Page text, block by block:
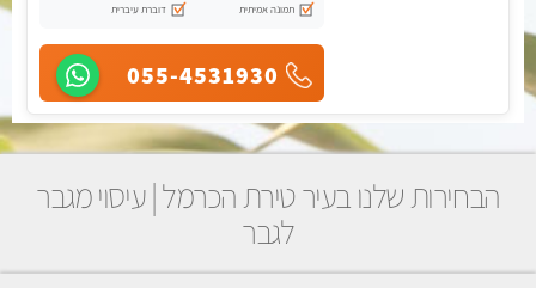
תמונה אמיתית
דוברת עיברית
055-4531930
הבחירות שלנו בעיר טירת הכרמל | עיסוי מגבר
לגבר